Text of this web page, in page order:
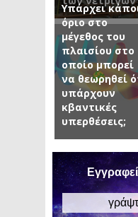
Υπάρχει
όριο στο
μέγεθος του
πλαισίου στο
οποίο μπορεί
να θεωρηθεί
υπάρχουν
κβαντικές
υπερθέσεις;